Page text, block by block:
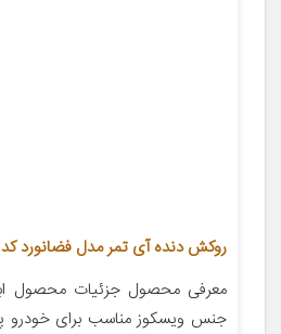
روکش دنده آی تمر مدل فضانورد کد 292